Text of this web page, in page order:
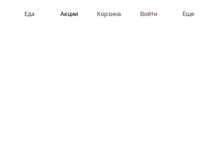
Еда Акции Корзина Войти Еще